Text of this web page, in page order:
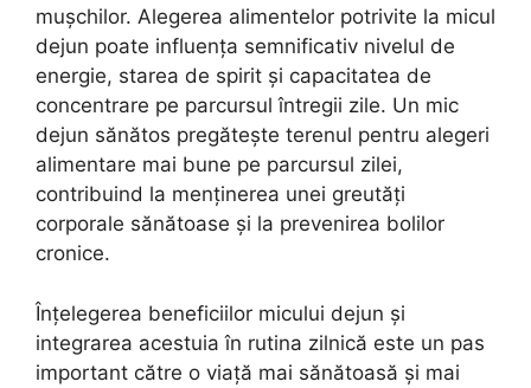
mușchilor. Alegerea alimentelor potrivite la micul
dejun poate influența semnificativ nivelul de
energie, starea de spirit și capacitatea de
concentrare pe parcursul întregii zile. Un mic
dejun sănătos pregătește terenul pentru alegeri
alimentare mai bune pe parcursul zilei,
contribuind la menținerea unei greutăți
corporale sănătoase și la prevenirea bolilor
cronice.
Înțelegerea beneficiilor micului dejun și
integrarea acestuia în rutina zilnică este un pas
important către o viață mai sănătoasă și mai